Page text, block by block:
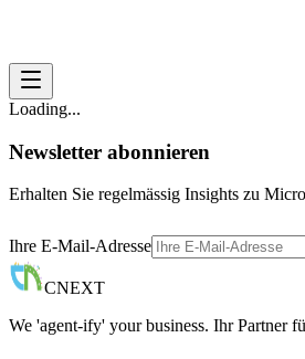
Loading...
Newsletter abonnieren
Erhalten Sie regelmässig Insights zu
Ihre E-Mail-Adresse
CNEXT
We 'agent-ify' your business. Ihr Partner